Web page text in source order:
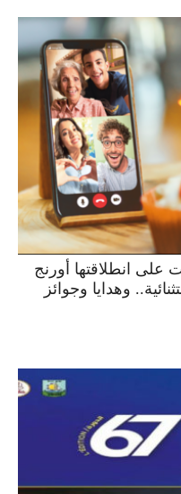
بمرور 10 سنوات على انطلاقتها أورنج
وهدايا وجوائز